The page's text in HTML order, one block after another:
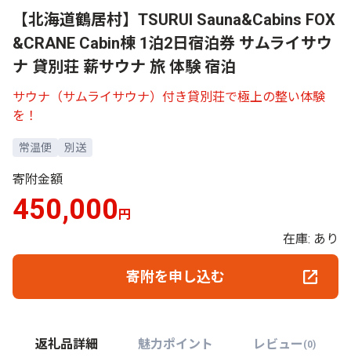
【北海道鶴居村】TSURUI Sauna&Cabins FOX
&CRANE Cabin棟 1泊2日宿泊券 サムライサウ
ナ 貸別荘 薪サウナ 旅 体験 宿泊
サウナ（サムライサウナ）付き貸別荘で極上の整い体験
を！
常温便 別送
寄附金額
450,000 円
在庫: あり
寄附を申し込む
返礼品詳細 魅力ポイント レビュー (0)